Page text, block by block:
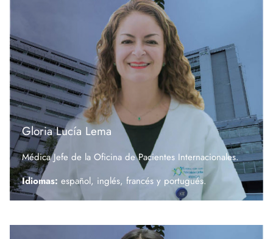
Gloria Lucía Lema
Médica Jefe de la Oficina de Pacientes Internacionales.
Idiomas: español, inglés, francés y portugués.